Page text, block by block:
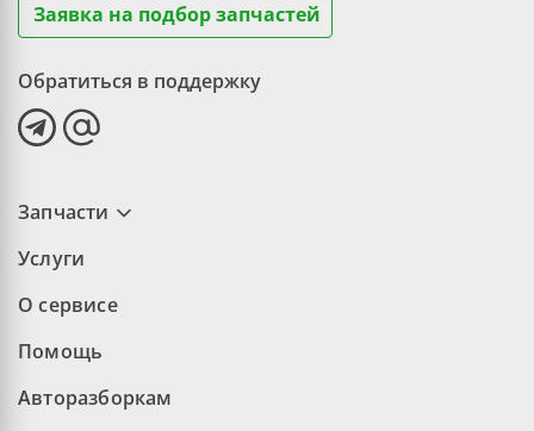
Заявка на подбор запчастей
Обратиться в поддержку
Запчасти
Услуги
О сервисе
Помощь
Авторазборкам